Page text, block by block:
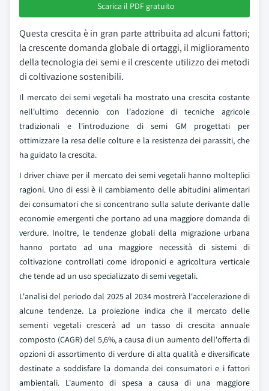
Scarica il PDF gratuito
Questa crescita è in gran parte attribuita ad alcuni fattori;
la crescente domanda globale di ortaggi, il miglioramento
della tecnologia dei semi e il crescente utilizzo dei metodi
di coltivazione sostenibili.
Il mercato dei semi vegetali ha mostrato una crescita costante
nell'ultimo decennio con l'adozione di tecniche agricole
tradizionali e l'introduzione di semi GM progettati per
ottimizzare la resa delle colture e la resistenza dei parassiti, che
ha guidato la crescita.
I driver chiave per il mercato dei semi vegetali hanno molteplici
ragioni. Uno di essi è il cambiamento delle abitudini alimentari
dei consumatori che si concentrano sulla salute derivante dalle
economie emergenti che portano ad una maggiore domanda di
verdure. Inoltre, le tendenze globali della migrazione urbana
hanno portato ad una maggiore necessità di sistemi di
coltivazione controllati come idroponici e agricoltura verticale
che tende ad un uso specializzato di semi vegetali.
L'analisi del periodo dal 2025 al 2034 mostrerà l'accelerazione di
alcune tendenze. La proiezione indica che il mercato delle
sementi vegetali crescerà ad un tasso di crescita annuale
composto (CAGR) del 5,6%, a causa di un aumento dell'offerta di
opzioni di assortimento di verdure di alta qualità e diversificate
destinate a soddisfare la domanda dei consumatori e i fattori
ambientali. L'aumento di spesa a causa di una maggiore